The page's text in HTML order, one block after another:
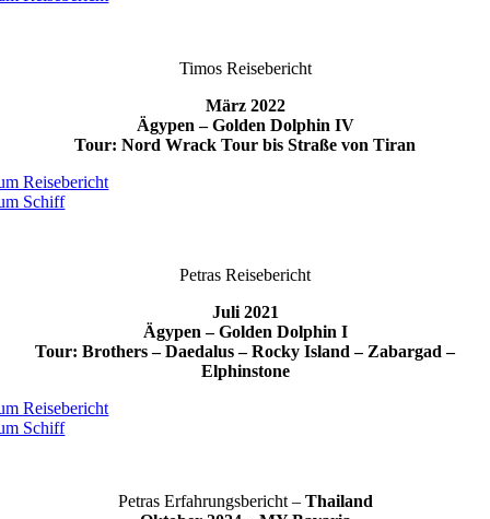
Timos Reisebericht
März 2022
Ägypen – Golden Dolphin IV
Tour: Nord Wrack Tour bis Straße von Tiran
Reisebericht
Schiff
Petras Reisebericht
Juli 2021
Ägypen – Golden Dolphin I
Tour: Brothers – Daedalus – Rocky Island – Zabargad –
Elphinstone
Reisebericht
Schiff
Petras Erfahrungsbericht – Thailand